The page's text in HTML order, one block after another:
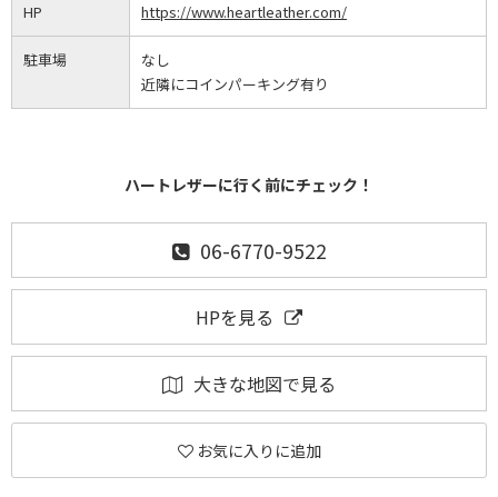
HP https://www.heartleather.com/
駐車場
なし
近隣にコインパーキング有り
ハートレザーに行く前にチェック！
06-6770-9522
HPを見る
大きな地図で見る
お気に入りに追加